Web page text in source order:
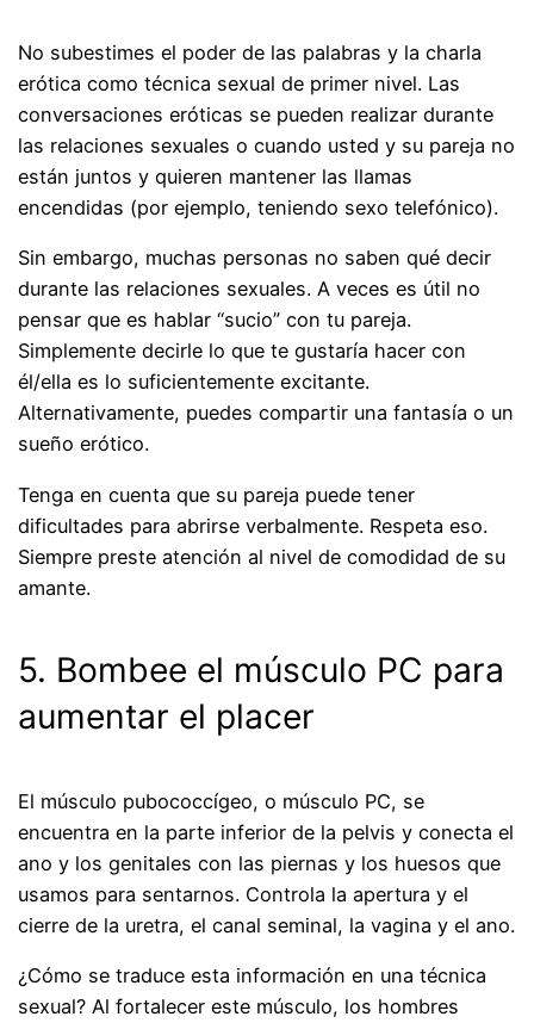
No subestimes el poder de las palabras y la charla
erótica como técnica sexual de primer nivel. Las
conversaciones eróticas se pueden realizar durante
las relaciones sexuales o cuando usted y su pareja no
están juntos y quieren mantener las llamas
encendidas (por ejemplo, teniendo sexo telefónico).
Sin embargo, muchas personas no saben qué decir
durante las relaciones sexuales. A veces es útil no
pensar que es hablar “sucio” con tu pareja.
Simplemente decirle lo que te gustaría hacer con
él/ella es lo suficientemente excitante.
Alternativamente, puedes compartir una fantasía o un
sueño erótico.
Tenga en cuenta que su pareja puede tener
dificultades para abrirse verbalmente. Respeta eso.
Siempre preste atención al nivel de comodidad de su
amante.
5. Bombee el músculo PC para
aumentar el placer
El músculo pubococcígeo, o músculo PC, se
encuentra en la parte inferior de la pelvis y conecta el
ano y los genitales con las piernas y los huesos que
usamos para sentarnos. Controla la apertura y el
cierre de la uretra, el canal seminal, la vagina y el ano.
¿Cómo se traduce esta información en una técnica
sexual? Al fortalecer este músculo, los hombres